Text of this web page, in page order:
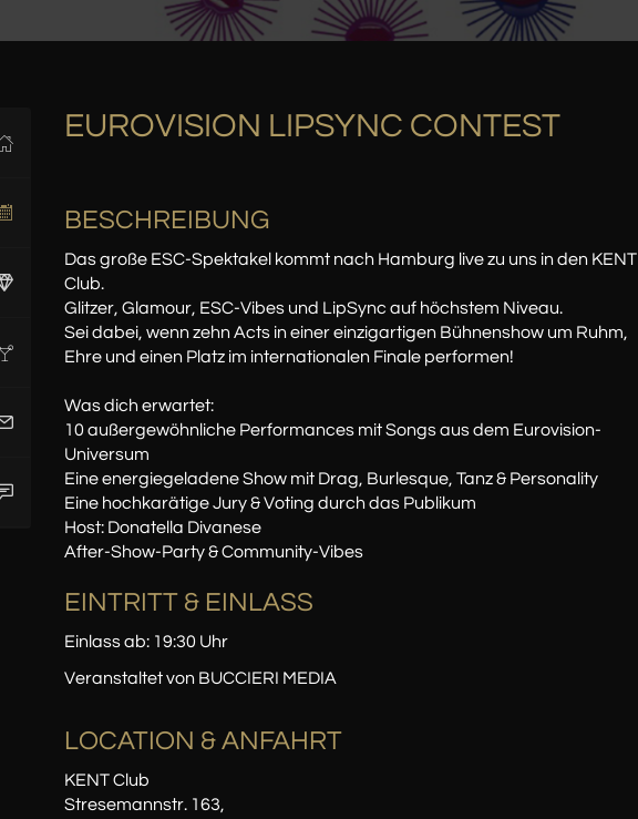
EUROVISION LIPSYNC CONTEST
BESCHREIBUNG
Das große ESC-Spektakel kommt nach Hamburg live zu uns in den KENT
Club.
Glitzer, Glamour, ESC-Vibes und LipSync auf höchstem Niveau.
Sei dabei, wenn zehn Acts in einer einzigartigen Bühnenshow um Ruhm,
Ehre und einen Platz im internationalen Finale performen!
Was dich erwartet:
10 außergewöhnliche Performances mit Songs aus dem Eurovision-
Universum
Eine energiegeladene Show mit Drag, Burlesque, Tanz & Personality
Eine hochkarätige Jury & Voting durch das Publikum
Host: Donatella Divanese
After-Show-Party & Community-Vibes
EINTRITT & EINLASS
Einlass ab: 19:30 Uhr
Veranstaltet von BUCCIERI MEDIA
LOCATION & ANFAHRT
KENT Club
Stresemannstr. 163,